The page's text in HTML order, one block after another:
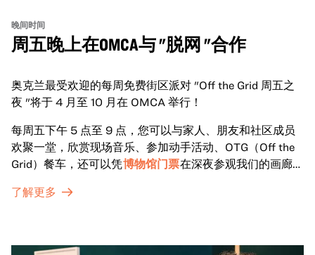
晚间时间
周五晚上在OMCA与 "脱网 "合作
奥克兰最受欢迎的每周免费街区派对 "Off the Grid 周五之
夜 "将于 4 月至 10 月在 OMCA 举行！
每周五下午 5 点至 9 点，您可以与家人、朋友和社区成员
欢聚一堂，欣赏现场音乐、参加动手活动、OTG（Off the
Grid）餐车，还可以凭博物馆门票在深夜参观我们的画廊和
了解更多